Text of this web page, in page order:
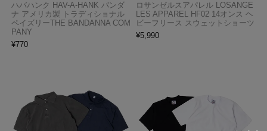
ハバハンク HAV-A-HANK バンダ
ナ アメリカ製 トラディショナル
ペイズリーTHE BANDANNA COM
PANY
¥770
ロサンゼルスアパレル LOSANGE
LES APPAREL HF02 14オンス ヘ
ビーフリース スウェットショーツ
¥5,990